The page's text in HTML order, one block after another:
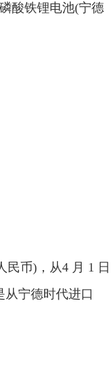
酸铁锂电池(宁德
民币)，从4 月 1 日
从宁德时代进口